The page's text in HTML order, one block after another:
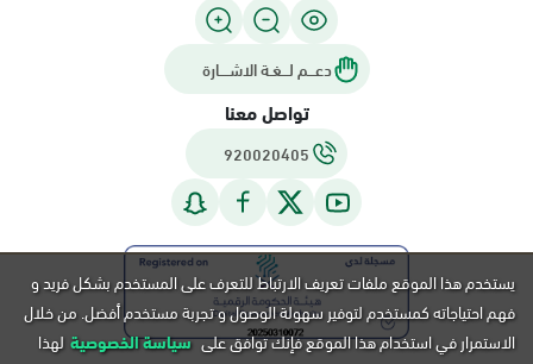
دعـــم لـــغـة الاشــــارة
تواصل معنا
920020405
يستخدم هذا الموقع ملفات تعريف الارتباط للتعرف على المستخدم بشكل فريد و
فهم احتياجاته كمستخدم لتوفير سهولة الوصول و تجربة مستخدم أفضل. من خلال
الاستمرار في استخدام هذا الموقع فإنك توافق على سياسة الخصوصية لهذا